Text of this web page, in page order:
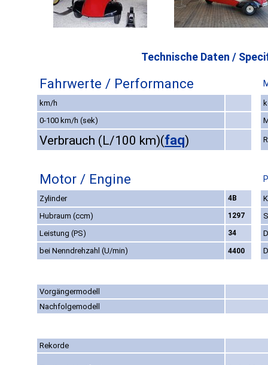
Technische Daten /
Fahrwerte / Performance
km/h
0-100 km/h (sek)
Verbrauch (L/100 km)(faq)
Motor / Engine
Zylinder 4B
Hubraum (ccm)
1297
Leistung (PS)
34
bei Nenndrehzahl (U/min)
4400
Vorgängermodell
Nachfolgemodell
Rekorde